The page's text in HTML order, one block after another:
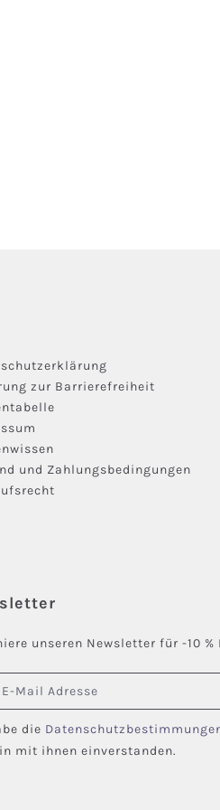
zur Barrierefreiheit
und Zahlungsbedingungen
unseren Newsletter für -10
die
mit ihnen einverstanden.